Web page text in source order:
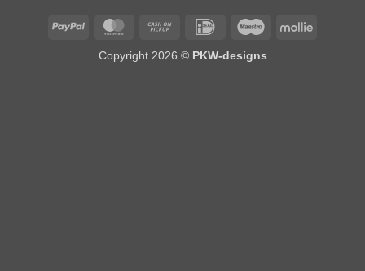
PayPal MasterCardCash
Pickup
IDeal Maestro Mollie
Copyright 2026 © PKW-designs